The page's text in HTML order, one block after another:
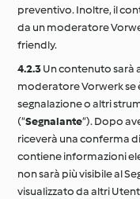
preventivo. Inoltre, il
da un moderatore
friendly.
4.2.3Un contenuto sarà
moderatore Vorwerk se
segnalazione o altri
(“Segnalante“). Dopo
riceverà una conferma
contiene informazioni
non sarà più visibile al
visualizzato da altri